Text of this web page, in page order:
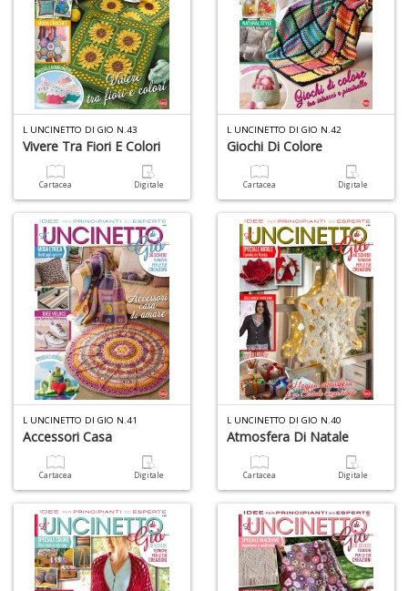
L UNCINETTO DI GIO N.43
Vivere Tra Fiori E Colori
Cartacea Digitale
L UNCINETTO DI GIO N.42
Giochi Di Colore
Cartacea Digitale
L UNCINETTO DI GIO N.41
Accessori Casa
Cartacea Digitale
L UNCINETTO DI GIO N.40
Atmosfera Di Natale
Cartacea Digitale